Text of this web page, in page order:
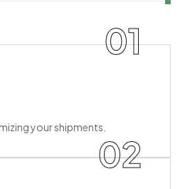
01
your shipments.
02